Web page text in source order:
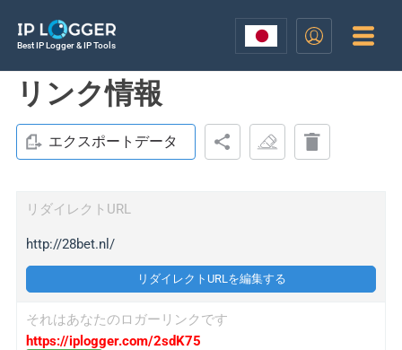
Best IP Logger & IP Tools
リンク情報
エクスポートデータ
リダイレクトURL
http://28bet.nl/
リダイレクトURLを編集する
それはあなたのロガーリンクです
https://iplogger.com/2sdK75